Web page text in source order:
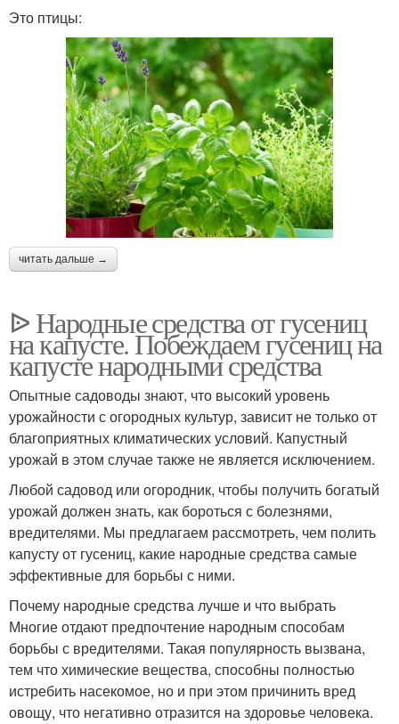
Это птицы:
читать дальше →
ᐉ Народные средства от гусениц
на капусте. Побеждаем гусениц на
капусте народными средства
Опытные садоводы знают, что высокий уровень
урожайности с огородных культур, зависит не только от
благоприятных климатических условий. Капустный
урожай в этом случае также не является исключением.
Любой садовод или огородник, чтобы получить богатый
урожай должен знать, как бороться с болезнями,
вредителями. Мы предлагаем рассмотреть, чем полить
капусту от гусениц, какие народные средства самые
эффективные для борьбы с ними.
Почему народные средства лучше и что выбрать
Многие отдают предпочтение народным способам
борьбы с вредителями. Такая популярность вызвана,
тем что химические вещества, способны полностью
истребить насекомое, но и при этом причинить вред
овощу, что негативно отразится на здоровье человека.